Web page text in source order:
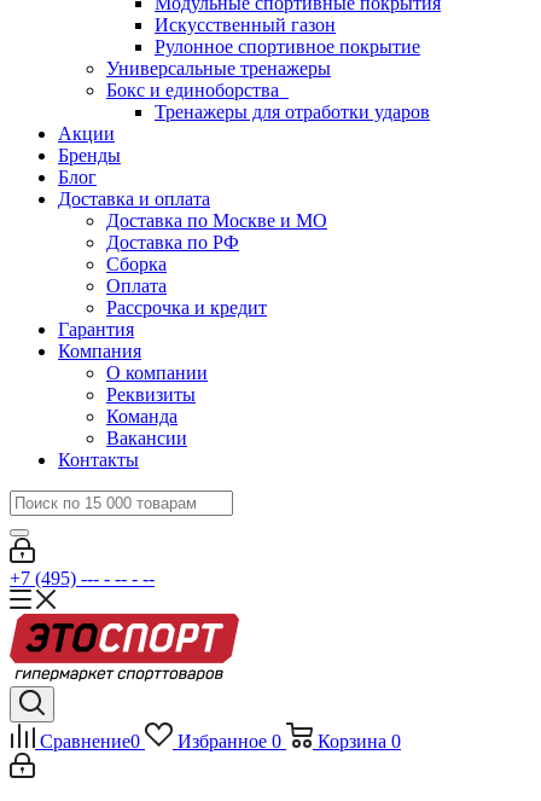
Искусственный газон
Рулонное спортивное покрытие
Универсальные тренажеры
Бокс и единоборства
Тренажеры для отработки ударов
Акции
Бренды
Блог
Доставка и оплата
Доставка по Москве и МО
Доставка по РФ
Сборка
Оплата
Рассрочка и кредит
Гарантия
Компания
О компании
Реквизиты
Команда
Вакансии
Контакты
+7 (495) --- - -- - --
Сравнение0 Избранное 0 Корзина 0